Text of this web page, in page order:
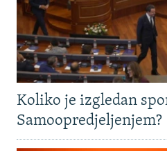
Koliko je izgledan
Samoopredjeljenjem?